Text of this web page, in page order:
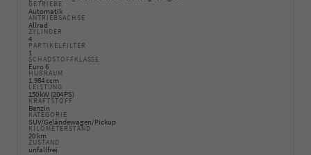
GETRIEBE
Automatik
ANTRIEBSACHSE
Allrad
ZYLINDER
4
PARTIKELFILTER
1
SCHADSTOFFKLASSE
Euro 6
HUBRAUM
1.984 ccm
LEISTUNG
150 kW (204 PS)
KRAFTSTOFF
Benzin
KATEGORIE
SUV/Geländewagen/Pickup
KILOMETERSTAND
20 km
ZUSTAND
unfallfrei